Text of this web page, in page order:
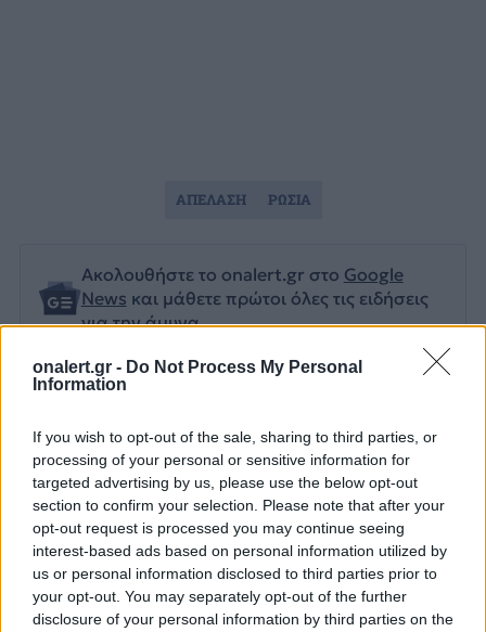
onalert.gr - Do Not Process My Personal
Information
If you wish to opt-out of the sale, sharing to third parties, or
processing of your personal or sensitive information for
targeted advertising by us, please use the below opt-out
section to confirm your selection. Please note that after your
opt-out request is processed you may continue seeing
interest-based ads based on personal information utilized by
us or personal information disclosed to third parties prior to
your opt-out. You may separately opt-out of the further
disclosure of your personal information by third parties on the
Διάβασε επίσης
Ακολουθήστε το onalert.gr στο Google
News και μάθετε πρώτοι όλες τις ειδήσεις
για την άμυνα.
ΑΠΕΛΑΣΗ ΡΩΣΙΑ